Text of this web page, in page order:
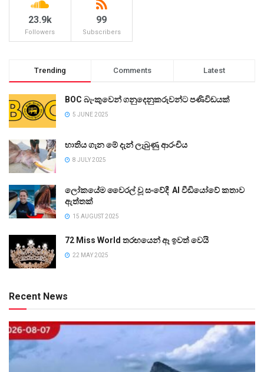
23.9k
Followers
99
Subscribers
Trending Comments Latest
BOC බැංකුවෙන් ගනුදෙනුකරුවන්ට පණිවිඩයක්
5 JUNE 2025
භාතිය ගැන මේ දැන් ලැබුණු ආරංචිය
8 JULY 2025
ලෝකයේම වෛරල් වූ සංවේදී AI වීඩියෝවේ කතාව
ඇත්තක්
15 AUGUST 2025
72 Miss World තරඟයෙන් ඈ ඉවත් වෙයි
22 MAY 2025
Recent News